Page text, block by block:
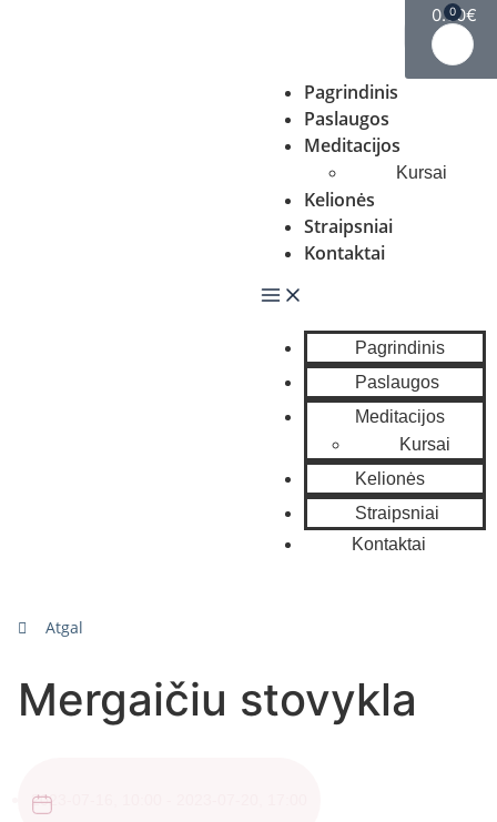
0.00€
0
Pagrindinis
Paslaugos
Meditacijos
Kursai
Kelionės
Straipsniai
Kontaktai
Pagrindinis
Paslaugos
Meditacijos
Kursai
Kelionės
Straipsniai
Kontaktai
Atgal
Mergaičiu stovykla
2023-07-16, 10:00